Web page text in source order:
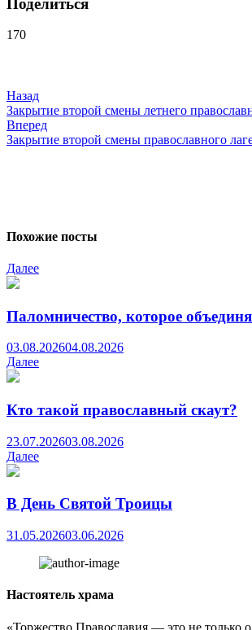
170
записям
Назад
Закрытие второй смены летнего
Вперед
Закрытие второй смены православного
Похожие посты
Далее
Паломничество, которое
03.08.202604.08.2026
Далее
Кто такой православный скаут?
23.07.202603.08.2026
Далее
В День Святой Троицы
31.05.202603.06.2026
Настоятель храма
«Торжество Православия — это не только